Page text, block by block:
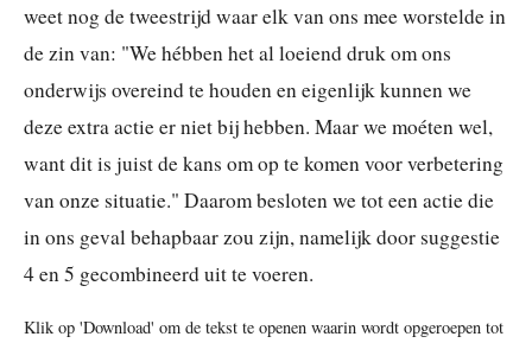
weet nog de tweestrijd waar elk van ons mee worstelde in
de zin van: "We hébben het al loeiend druk om ons
onderwijs overeind te houden en eigenlijk kunnen we
deze extra actie er niet bij hebben. Maar we moéten wel,
want dit is juist de kans om op te komen voor verbetering
van onze situatie." Daarom besloten we tot een actie die
in ons geval behapbaar zou zijn, namelijk door suggestie
4 en 5 gecombineerd uit te voeren.
Klik op 'Download' om de tekst te openen waarin wordt opgeroepen tot